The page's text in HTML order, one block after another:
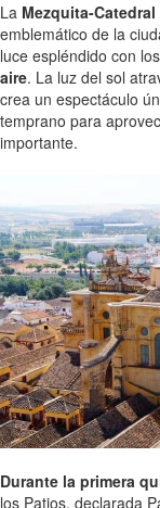
La Mezquita-
emblemático de la
luce espléndido con
aire. La luz del sol
crea un espectáculo
temprano para
importante.
Durante la primera
los Patios, declarada